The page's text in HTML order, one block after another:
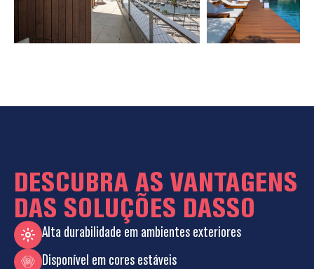
DESCUBRA AS VANTAGENS
DAS SOLUÇÕES DASSO
Alta durabilidade em ambientes exteriores
Disponível em cores estáveis